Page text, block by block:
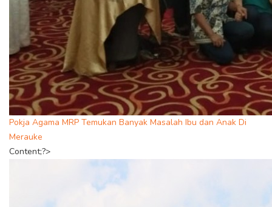
Pokja Agama MRP Temukan Banyak Masalah Ibu dan Anak Di
Merauke
Content;?>